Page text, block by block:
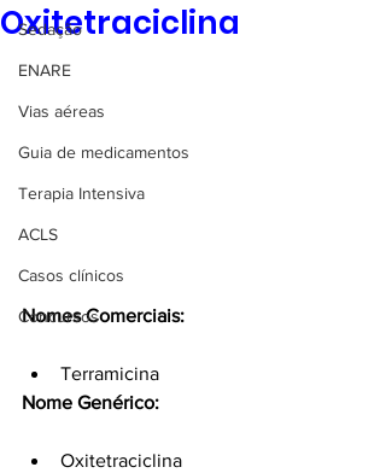
Sedação
ENARE
Vias aéreas
Guia de medicamentos
Terapia Intensiva
ACLS
Casos clínicos
Concursos
Oxitetraciclina
Nomes Comerciais:
Terramicina
Nome Genérico:
Oxitetraciclina